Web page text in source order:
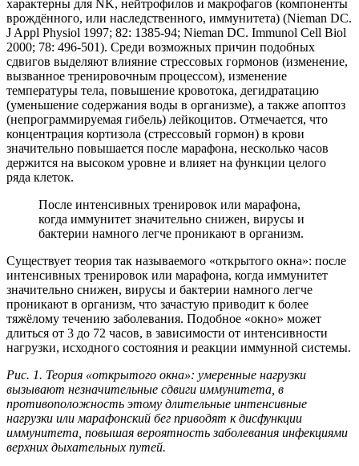
характерны для NK, нейтрофилов и макрофагов (компоненты
врождённого, или наследственного, иммунитета) (Nieman DC.
J Appl Physiol 1997; 82: 1385-94; Nieman DC. Immunol Cell Biol
2000; 78: 496-501). Среди возможных причин подобных
сдвигов выделяют влияние стрессовых гормонов (изменение,
вызванное тренировочным процессом), изменение
температуры тела, повышение кровотока, дегидратацию
(уменьшение содержания воды в организме), а также апоптоз
(непрограммируемая гибель) лейкоцитов. Отмечается, что
концентрация кортизола (стрессовый гормон) в крови
значительно повышается после марафона, несколько часов
держится на высоком уровне и влияет на функции целого
ряда клеток.
После интенсивных тренировок или марафона,
когда иммунитет значительно снижен, вирусы и
бактерии намного легче проникают в организм.
Существует теория так называемого «открытого окна»: после
интенсивных тренировок или марафона, когда иммунитет
значительно снижен, вирусы и бактерии намного легче
проникают в организм, что зачастую приводит к более
тяжёлому течению заболевания. Подобное «окно» может
длиться от 3 до 72 часов, в зависимости от интенсивности
нагрузки, исходного состояния и реакции иммунной системы.
Рис. 1. Теория «открытого окна»: умеренные нагрузки
вызывают незначительные сдвиги иммунитета, в
противоположность этому длительные интенсивные
нагрузки или марафонский бег приводят к дисфункции
иммунитета, повышая вероятность заболевания инфекциями
верхних дыхательных путей.